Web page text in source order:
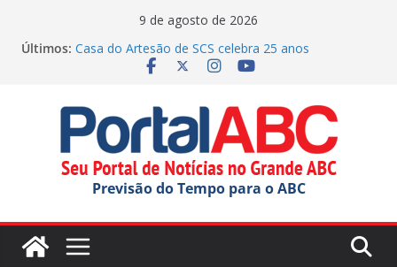
9 de agosto de 2026
Últimos: Casa do Artesão de SCS celebra 25 anos
Demônios da Garoa celebra 80 anos no Festival do
Dorival chega a 10 jogos sem vitória no Brasileirão,
somando passagens por Corinthians e São Paulo
Faculdade Municipal de SBC inicia novo ciclo com
Aula Magna
Justiça manda Mauá explicar edital para OS na
educação
Previsão do Tempo para o ABC